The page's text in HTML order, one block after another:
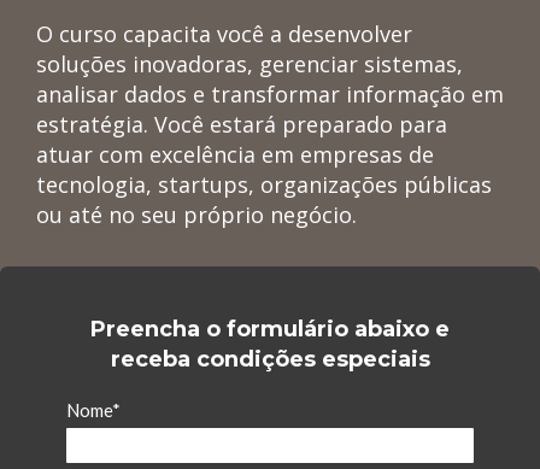
O curso capacita você a desenvolver
soluções inovadoras, gerenciar sistemas,
analisar dados e transformar informação em
estratégia. Você estará preparado para
atuar com excelência em empresas de
tecnologia, startups, organizações públicas
ou até no seu próprio negócio.
Preencha o formulário abaixo e
receba condições especiais
Nome*